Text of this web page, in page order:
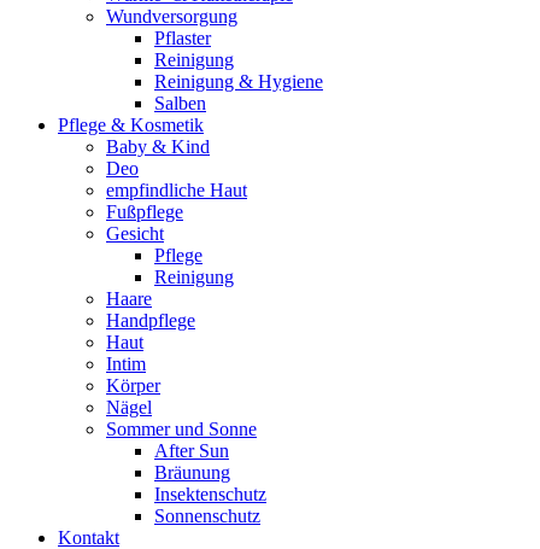
Wundversorgung
Pflaster
Reinigung
Reinigung & Hygiene
Salben
Pflege & Kosmetik
Baby & Kind
Deo
empfindliche Haut
Fußpflege
Gesicht
Pflege
Reinigung
Haare
Handpflege
Haut
Intim
Körper
Nägel
Sommer und Sonne
After Sun
Bräunung
Insektenschutz
Sonnenschutz
Kontakt